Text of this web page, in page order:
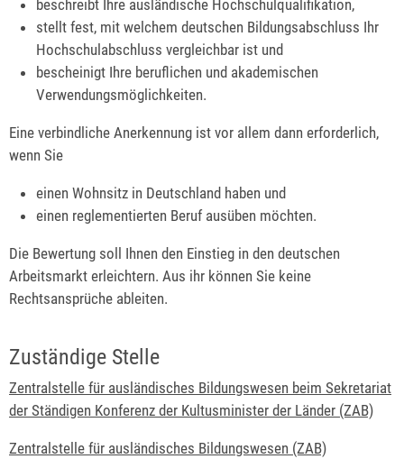
beschreibt Ihre ausländische Hochschulqualifikation,
stellt fest, mit welchem deutschen Bildungsabschluss Ihr
Hochschulabschluss vergleichbar ist und
bescheinigt Ihre beruflichen und akademischen
Verwendungsmöglichkeiten.
Eine verbindliche Anerkennung ist vor allem dann erforderlich,
wenn Sie
einen Wohnsitz in Deutschland haben und
einen reglementierten Beruf ausüben möchten.
Die Bewertung soll Ihnen den Einstieg in den deutschen
Arbeitsmarkt erleichtern. Aus ihr können Sie keine
Rechtsansprüche ableiten.
Zuständige Stelle
Zentralstelle für ausländisches Bildungswesen beim Sekretariat
der Ständigen Konferenz der Kultusminister der Länder (ZAB)
Zentralstelle für ausländisches Bildungswesen (ZAB)